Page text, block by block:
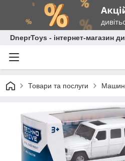
DneprToys - інтернет-магазин
Товари та послуги